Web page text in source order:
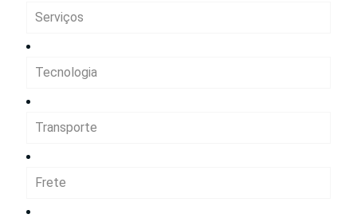
Serviços
Tecnologia
Transporte
Frete